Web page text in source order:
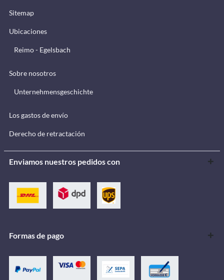
Sitemap
Ubicaciones
Reimo - Egelsbach
Sobre nosotros
Unternehmensgeschichte
Los gastos de envío
Derecho de retractación
Enviamos nuestros pedidos con
Formas de pago